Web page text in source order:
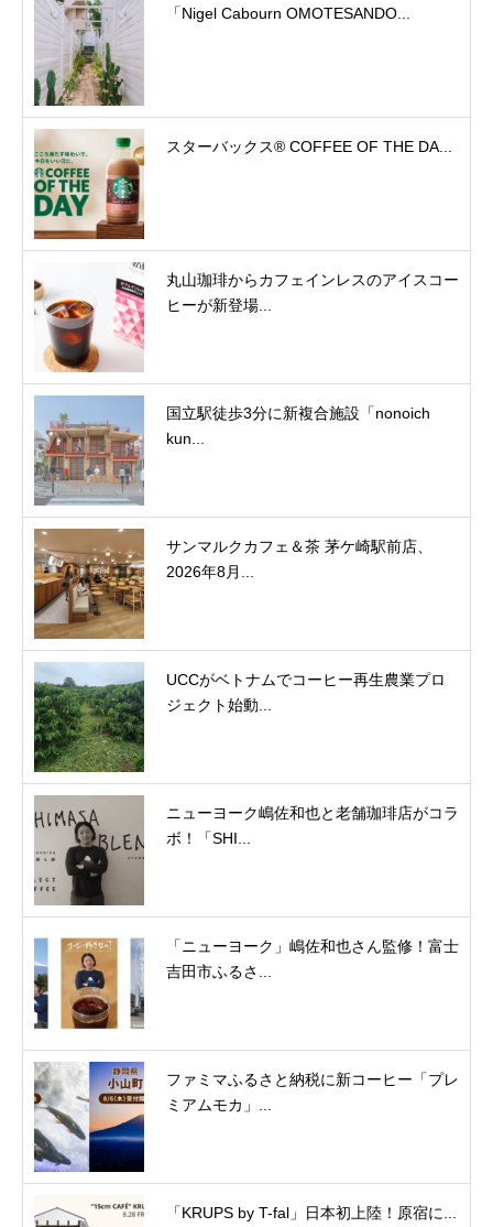
「Nigel Cabourn OMOTESANDO...
スターバックス® COFFEE OF THE DA...
丸山珈琲からカフェインレスのアイスコー
ヒーが新登場...
国立駅徒歩3分に新複合施設「nonoich
kun...
サンマルクカフェ＆茶 茅ケ崎駅前店、
2026年8月...
UCCがベトナムでコーヒー再生農業プロ
ジェクト始動...
ニューヨーク嶋佐和也と老舗珈琲店がコラ
ボ！「SHI...
「ニューヨーク」嶋佐和也さん監修！富士
吉田市ふるさ...
ファミマふるさと納税に新コーヒー「プレ
ミアムモカ」...
「KRUPS by T-fal」日本初上陸！原宿に...